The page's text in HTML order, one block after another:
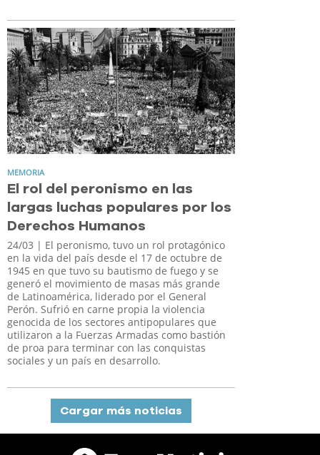
MEMORIA
El rol del peronismo en las
largas luchas populares por los
Derechos Humanos
24/03 | El peronismo, tuvo un rol protagónico
en la vida del país desde el 17 de octubre de
1945 en que tuvo su bautismo de fuego y se
generó el movimiento de masas más grande
de Latinoamérica, liderado por el General
Perón. Sufrió en carne propia la violencia
genocida de los sectores antipopulares que
utilizaron a la Fuerzas Armadas como bastión
de proa para terminar con las conquistas
sociales y un país en desarrollo.
Cargar más noticias